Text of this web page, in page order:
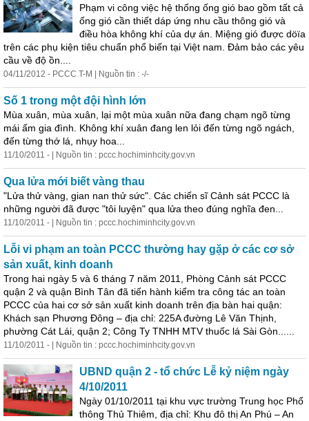
Phạm vi công việc hệ thống ống gió bao gồm tất cả
ống gió cần thiết dáp ứng nhu cầu thông gió và
điều hòa không khí của dự án. Miệng gió được döïa
trên các phụ kiện tiêu chuẩn phổ biến tại Việt nam. Đảm bảo các yêu
cầu về độ ồn....
04/11/2012 - PCCC T-M | Nguồn tin : -/-
Số 1 trong một đội hình lớn
Mùa xuân, mùa xuân, lại một mùa xuân nữa đang chạm ngõ từng
mái ấm gia đình. Không khí xuân đang len lỏi đến từng ngõ ngách,
đến từng thớ lá, nhụy hoa...
11/10/2011 - | Nguồn tin : pccc.hochiminhcity.gov.vn
Qua lửa mới biết vàng thau
"Lửa thử vàng, gian nan thử sức". Các chiến sĩ Cảnh sát PCCC là
những người đã được "tôi luyện" qua lửa theo đúng nghĩa đen...
11/10/2011 - | Nguồn tin : pccc.hochiminhcity.gov.vn
Lỗi vi phạm an toàn PCCC thường hay gặp ở các cơ sở
sản xuất, kinh doanh
Trong hai ngày 5 và 6 tháng 7 năm 2011, Phòng Cảnh sát PCCC
quận 2 và quận Bình Tân đã tiến hành kiểm tra công tác an toàn
PCCC của hai cơ sở sản xuất kinh doanh trên địa bàn hai quận:
Khách sạn Phương Đông – địa chỉ: 225A đường Lê Văn Thịnh,
phường Cát Lái, quận 2; Công Ty TNHH MTV thuốc lá Sài Gòn......
11/10/2011 - | Nguồn tin : pccc.hochiminhcity.gov.vn
UBND quận 2 - tổ chức Lễ kỷ niệm ngày
4/10/2011
Ngày 01/10/2011 tại khu vực trường Trung học Phổ
thông Thủ Thiêm, địa chỉ: Khu đô thị An Phú – An